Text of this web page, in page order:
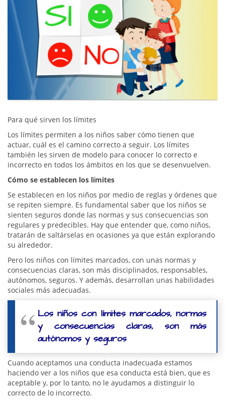
Para qué sirven los límites
Los límites permiten a los niños saber cómo tienen que
actuar, cuál es el camino correcto a seguir. Los límites
también les sirven de modelo para conocer lo correcto e
incorrecto en todos los ámbitos en los que se desenvuelven.
Cómo se establecen los límites
Se establecen en los niños por medio de reglas y órdenes que
se repiten siempre. Es fundamental saber que los niños se
sienten seguros donde las normas y sus consecuencias son
regulares y predecibles. Hay que entender que, como niños,
tratarán de saltárselas en ocasiones ya que están explorando
su alrededor.
Pero los niños con límites marcados, con unas normas y
consecuencias claras, son más disciplinados, responsables,
autónomos, seguros. Y además, desarrollan unas habilidades
sociales más adecuadas.
Los niños con límites marcados, normas
y consecuencias claras, son más
autónomos y seguros
Cuando aceptamos una conducta inadecuada estamos
haciendo ver a los niños que esa conducta está bien, que es
aceptable y, por lo tanto, no le ayudamos a distinguir lo
correcto de lo incorrecto.